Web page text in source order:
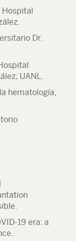
Hospital
Dr.
UANL.
hematología,
19 era: a